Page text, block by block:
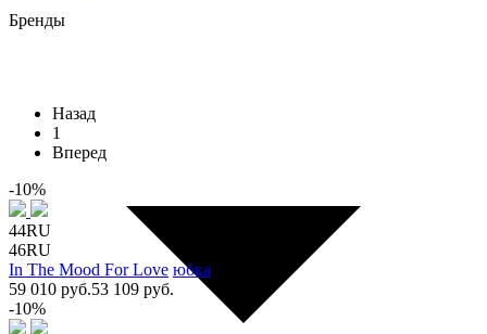
Бренды
Назад
1
Вперед
-10%
44RU
46RU
In The Mood For Love юбка
59 010 руб.53 109 руб.
-10%